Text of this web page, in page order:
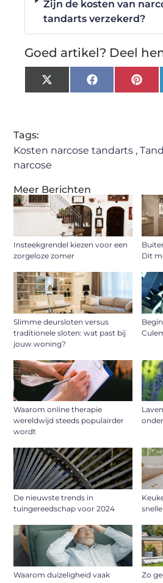
Meer Berichten
Insteekgrendel kiezen voor een
zorgeloze zomer
Dit
Slimme deursloten versus
traditionele sloten: wat past bij
jouw woning?
Waarom online therapie
wereldwijd steeds populairder
wordt
De nieuwste trends in
tuingereedschap voor 2024
Waarom duizeligheid vaak
Zo
Zijn de kosten van
tandarts verzekerd?
Goed artikel? Deel
X
(Twitter)
Facebook
Tags:
Kosten narcose tandarts ,
narcose